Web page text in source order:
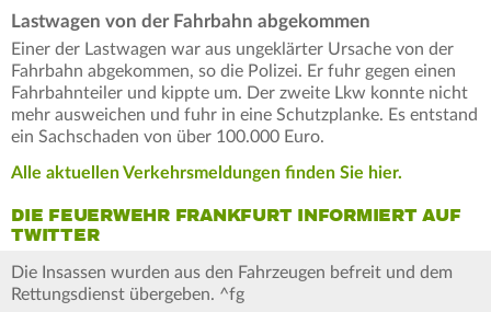
Lastwagen von der Fahrbahn abgekommen
Einer der Lastwagen war aus ungeklärter Ursache von der
Fahrbahn abgekommen, so die Polizei. Er fuhr gegen einen
Fahrbahnteiler und kippte um. Der zweite Lkw konnte nicht
mehr ausweichen und fuhr in eine Schutzplanke. Es entstand
ein Sachschaden von über 100.000 Euro.
Alle aktuellen Verkehrsmeldungen finden Sie hier.
DIE FEUERWEHR FRANKFURT INFORMIERT AUF
TWITTER
Die Insassen wurden aus den Fahrzeugen befreit und dem
Rettungsdienst übergeben. ^fg